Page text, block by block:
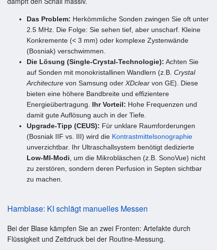
Das Problem: Herkömmliche Sonden zwingen Sie oft unter
2.5 MHz. Die Folge: Sie sehen tief, aber unscharf. Kleine
Konkremente (< 3 mm) oder komplexe Zystenwände
(Bosniak) verschwimmen.
Die Lösung (Single-Crystal-Technologie): Achten Sie
auf Sonden mit monokristallinen Wandlern (z.B. Crystal
Architecture von Samsung oder XDclear von GE). Diese
bieten eine höhere Bandbreite und effizientere
Energieübertragung. Ihr Vorteil: Hohe Frequenzen und
damit gute Auflösung auch in der Tiefe.
Upgrade-Tipp (CEUS): Für unklare Raumforderungen
(Bosniak IIF vs. III) wird die Kontrastmittelsonographie
unverzichtbar. Ihr Ultraschallsystem benötigt dedizierte
Low-MI-Modi , um die Mikrobläschen (z.B. SonoVue) nicht
zu zerstören, sondern deren Perfusion in Septen sichtbar
zu machen.
Harnblase: KI schlägt manuelles Messen
Bei der Blase kämpfen Sie an zwei Fronten: Artefakte durch
Flüssigkeit und Zeitdruck bei der Routine-Messung.